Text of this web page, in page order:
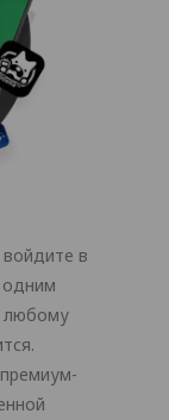
войдите в
одним
любому